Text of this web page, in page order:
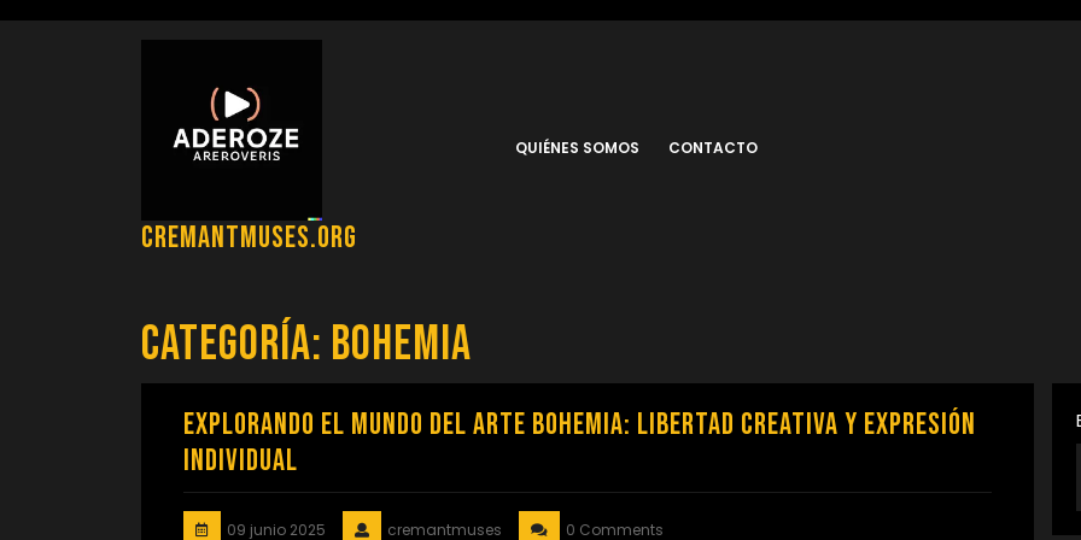
cremantmuses.org
QUIÉNES SOMOS CONTACTO
Categoría: bohemia
Explorando el Mundo del Arte Bohemia: Libertad Creativa y Expresión
Individual
09 junio 2025 cremantmuses 0 Comments